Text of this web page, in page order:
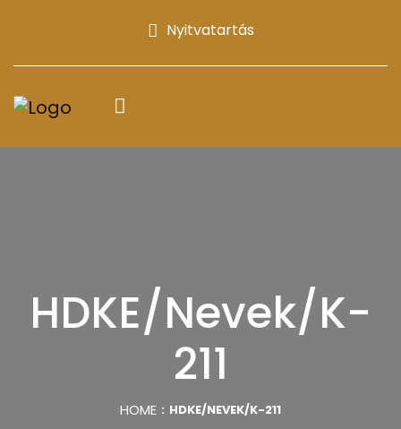
Nyitvatartás
HDKE/Nevek/K-
211
HOME HDKE/NEVEK/K-211